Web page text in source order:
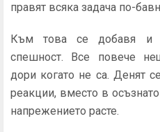
правят всяка задача по-
Към това се добавя и
спешност. Все повече
дори когато не са. Денят
реакции, вместо в
напрежението расте.